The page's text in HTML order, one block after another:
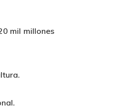
mil millones